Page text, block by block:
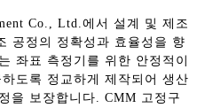
Co., Ltd.에서 설계 및 제조
공정의 정확성과 효율성을 향
좌표 측정기를 위한 안정적이
도록 정교하게 제작되어 생산
을 보장합니다. CMM 고정구